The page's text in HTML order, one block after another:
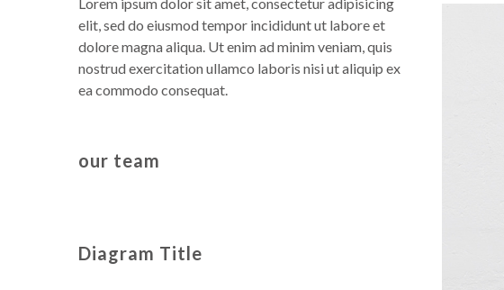
elit, sed do eiusmod tempor incididunt ut labore et
dolore magna aliqua. Ut enim ad minim veniam, quis
nostrud exercitation ullamco laboris nisi ut aliquip ex
ea commodo consequat.
our team
Diagram Title